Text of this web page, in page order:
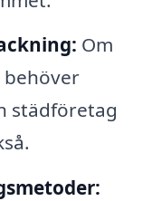
Om
städföretag